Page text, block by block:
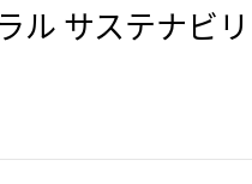
ル サステナビ